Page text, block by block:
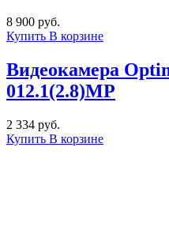
8 900 руб.
Купить В корзине
Видеокамера
012.1(2.8)MP
2 334 руб.
Купить В корзине